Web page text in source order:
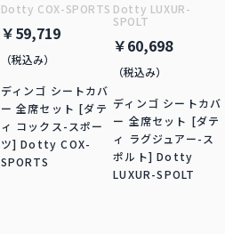
Dotty COX-SPORTS
￥59,719
（税込み）
ディンゴ シートカバ
ー 全席セット [ダテ
ィ コックス-スポー
ツ] Dotty COX-
SPORTS
Dotty LUXUR-
SPOLT
￥60,698
（税込み）
ディンゴ シートカバ
ー 全席セット [ダテ
ィ ラグジュアー-ス
ポルト] Dotty
LUXUR-SPOLT